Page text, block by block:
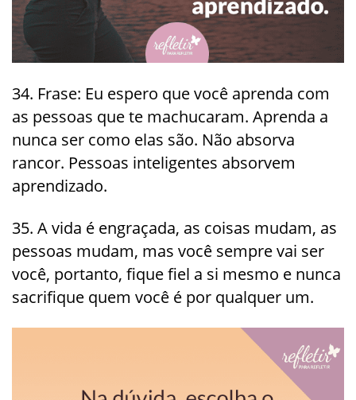
34. Frase: Eu espero que você aprenda com
as pessoas que te machucaram. Aprenda a
nunca ser como elas são. Não absorva
rancor. Pessoas inteligentes absorvem
aprendizado.
35. A vida é engraçada, as coisas mudam, as
pessoas mudam, mas você sempre vai ser
você, portanto, fique fiel a si mesmo e nunca
sacrifique quem você é por qualquer um.